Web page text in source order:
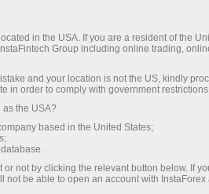
сиз ҳақиқатан
гача кредит
энг яхши
бири,
ва
савдо қилиш
учун
in the USA. If you are a resident of the
Group including online trading,
and your location is not the US, kindly
in order to comply with government
the USA?
based in the United States;
not by clicking the relevant button below. If
be able to open an account with InstaForex